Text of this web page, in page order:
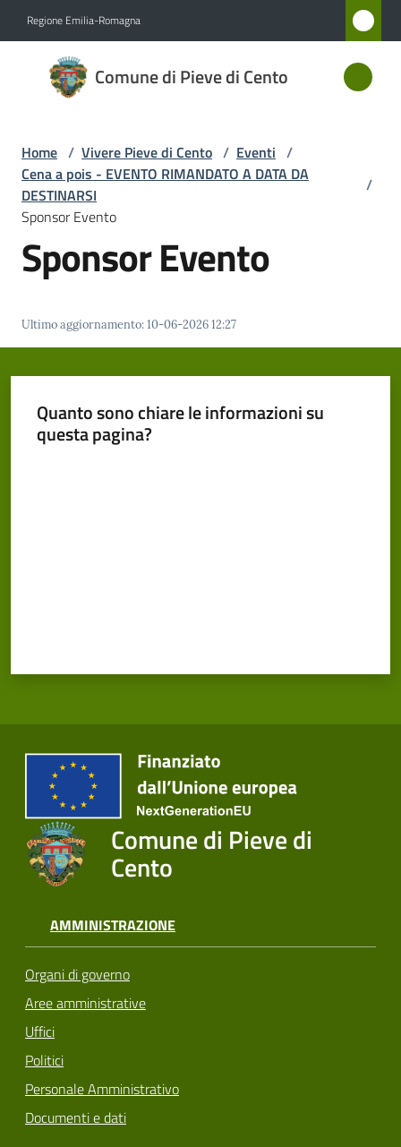
Regione Emilia-Romagna
Comune di Pieve di Cento
Comune
di Pieve
Amministrazione
Novità
di
Cento
Menu selezionato
Home / Vivere Pieve di Cento / Eventi /
Cena a pois - EVENTO RIMANDATO A DATA DA
DESTINARSI
/
Sponsor Evento
Sponsor Evento
Ultimo aggiornamento:10-06-2026 12:27
Quanto sono chiare le informazioni su
questa pagina?
Comune di Pieve di
Cento
AMMINISTRAZIONE
Organi di governo
Aree amministrative
Uffici
Politici
Personale Amministrativo
Documenti e dati